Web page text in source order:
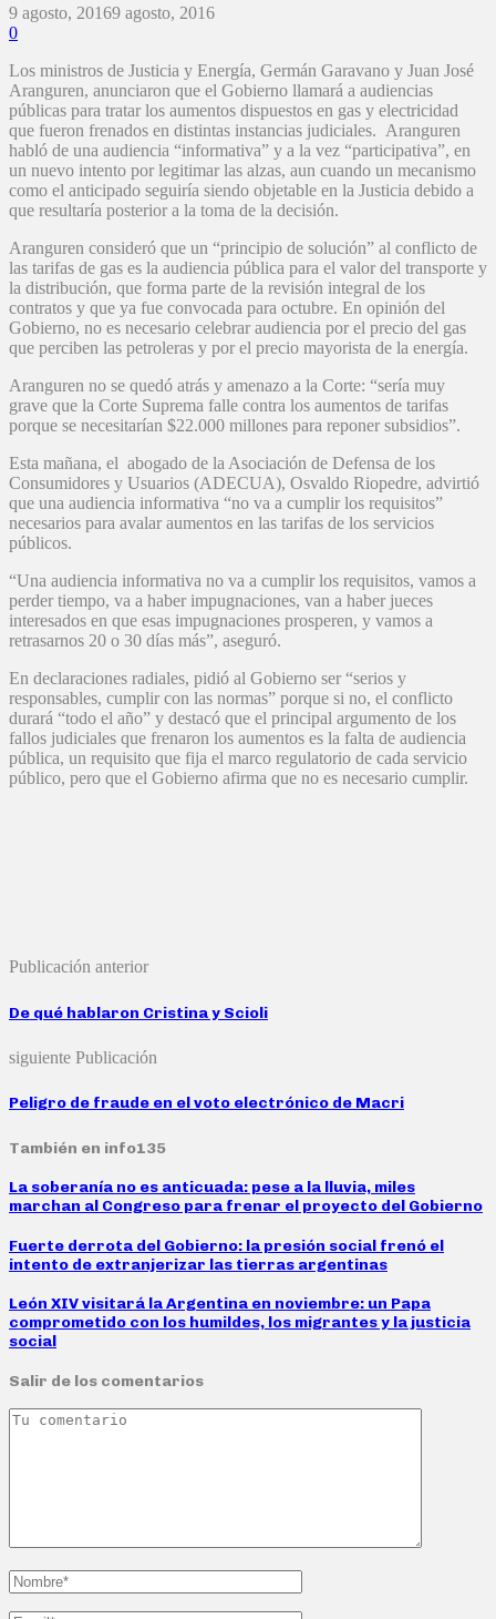
9 agosto, 20169 agosto, 2016
0
Los ministros de Justicia y Energía, Germán Garavano y Juan José
Aranguren, anunciaron que el Gobierno llamará a audiencias
públicas para tratar los aumentos dispuestos en gas y electricidad
que fueron frenados en distintas instancias judiciales. Aranguren
habló de una audiencia “informativa” y a la vez “participativa”, en
un nuevo intento por legitimar las alzas, aun cuando un mecanismo
como el anticipado seguiría siendo objetable en la Justicia debido a
que resultaría posterior a la toma de la decisión.
Aranguren consideró que un “principio de solución” al conflicto de
las tarifas de gas es la audiencia pública para el valor del transporte y
la distribución, que forma parte de la revisión integral de los
contratos y que ya fue convocada para octubre. En opinión del
Gobierno, no es necesario celebrar audiencia por el precio del gas
que perciben las petroleras y por el precio mayorista de la energía.
Aranguren no se quedó atrás y amenazo a la Corte: “sería muy
grave que la Corte Suprema falle contra los aumentos de tarifas
porque se necesitarían $22.000 millones para reponer subsidios”.
Esta mañana, el abogado de la Asociación de Defensa de los
Consumidores y Usuarios (ADECUA), Osvaldo Riopedre, advirtió
que una audiencia informativa “no va a cumplir los requisitos”
necesarios para avalar aumentos en las tarifas de los servicios
públicos.
“Una audiencia informativa no va a cumplir los requisitos, vamos a
perder tiempo, va a haber impugnaciones, van a haber jueces
interesados en que esas impugnaciones prosperen, y vamos a
retrasarnos 20 o 30 días más”, aseguró.
En declaraciones radiales, pidió al Gobierno ser “serios y
responsables, cumplir con las normas” porque si no, el conflicto
durará “todo el año” y destacó que el principal argumento de los
fallos judiciales que frenaron los aumentos es la falta de audiencia
pública, un requisito que fija el marco regulatorio de cada servicio
público, pero que el Gobierno afirma que no es necesario cumplir.
Publicación anterior
De qué hablaron Cristina y Scioli
siguiente Publicación
Peligro de fraude en el voto electrónico de Macri
También en info135
La soberanía no es anticuada: pese a la lluvia, miles
marchan al Congreso para frenar el proyecto del Gobierno
Fuerte derrota del Gobierno: la presión social frenó el
intento de extranjerizar las tierras argentinas
León XIV visitará la Argentina en noviembre: un Papa
comprometido con los humildes, los migrantes y la justicia
social
Salir de los comentarios